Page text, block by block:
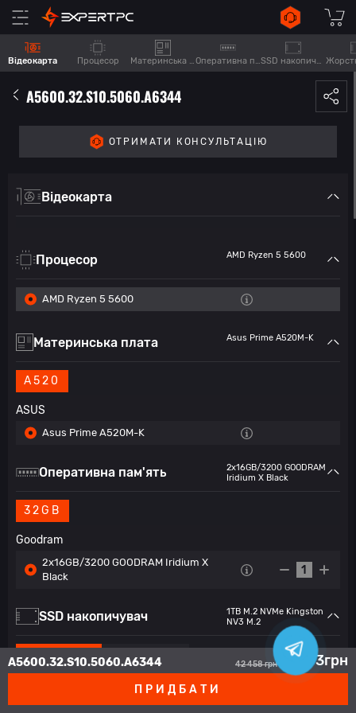
A5600.32.S10.5060.A6344 42 458грн32 593грн
ПРИДБАТИ
Відеокарта Процесор Материнська плата Оперативна пам'ять SSD накопичувач
A5600.32.S10.5060.A6344
ОТРИМАТИ КОНСУЛЬТАЦІЮ
Відеокарта
Процесор AMD Ryzen 5 5600
AMD Ryzen 5 5600
Материнська плата Asus Prime A520M-K
A520
ASUS
Asus Prime A520M-K
Оперативна пам'ять
2x16GB/3200 GOODRAM
Iridium X Black
32GB
Goodram
2x16GB/3200 GOODRAM Iridium X
Black
1
SSD накопичувач
1TB M.2 NVMe Kingston
NV3 M.2
ОТ 960GB ОТ 480GB